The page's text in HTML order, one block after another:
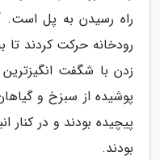
راه رسیدن به پل است.
رودخانه حرکت کردند تا
زدن با شگفت
پوشیده از سبزخ و
پیچیده بودند و در کنار
بودند.